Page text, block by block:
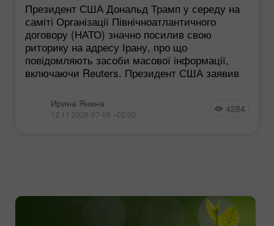
Президент США Дональд Трамп у середу на
саміті Організації Північноатлантичного
договору (НАТО) значно посилив свою
риторику на адресу Ірану, про що
повідомляють засоби масової інформації,
включаючи Reuters. Президент США заявив
Ирина Янина
12:11 2026-07-09 +02:00 4284